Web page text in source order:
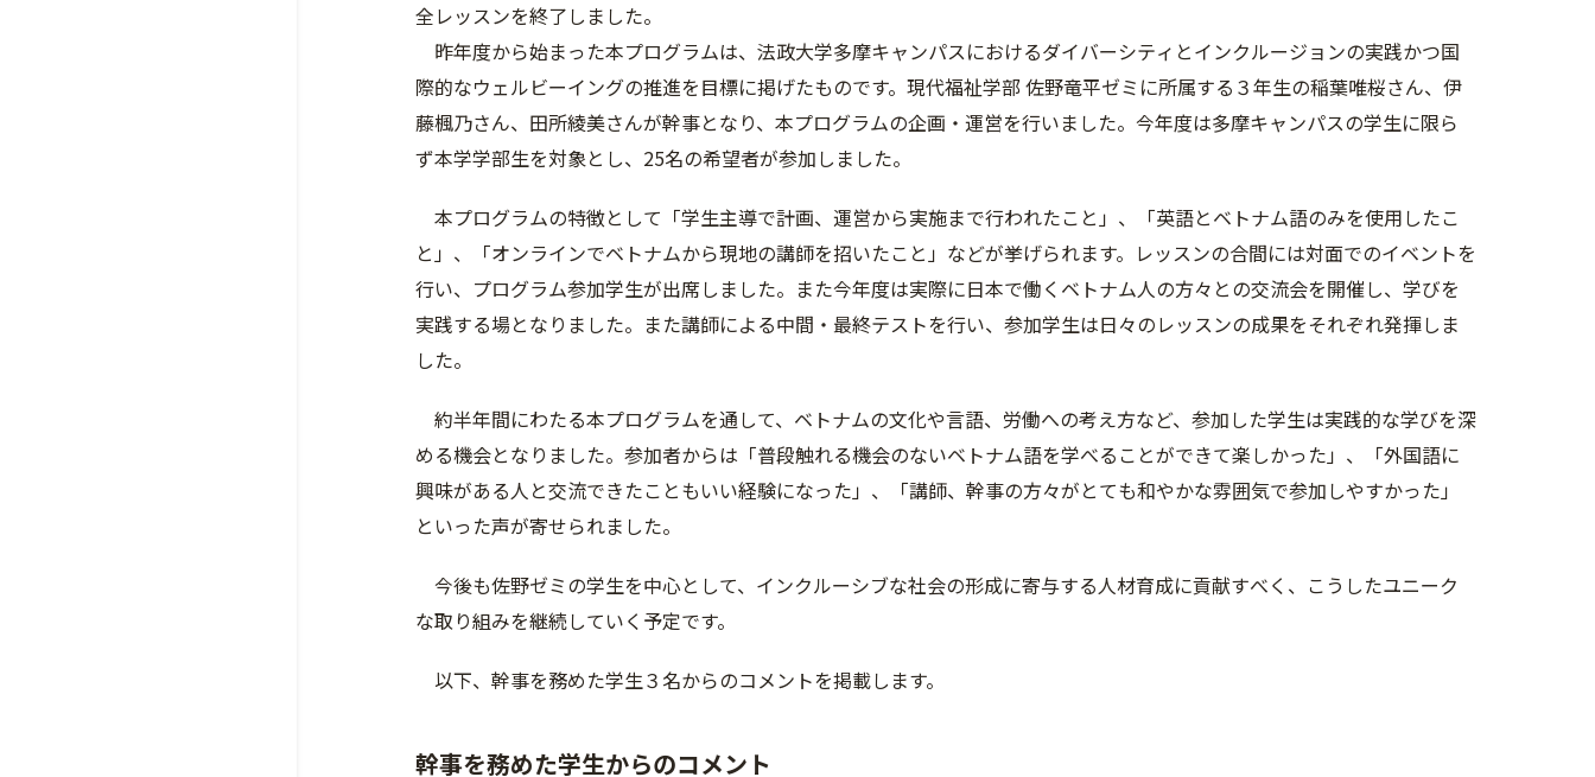
全レッスンを終了しました。
昨年度から始まった本プログラムは、法政大学多摩キャンパスにおけるダイバーシティとインクルージョンの実践かつ国
際的なウェルビーイングの推進を目標に掲げたものです。現代福祉学部 佐野竜平ゼミに所属する３年生の稲葉唯桜さん、伊
藤楓乃さん、田所綾美さんが幹事となり、本プログラムの企画・運営を行いました。今年度は多摩キャンパスの学生に限ら
ず本学学部生を対象とし、25名の希望者が参加しました。
本プログラムの特徴として「学生主導で計画、運営から実施まで行われたこと」、「英語とベトナム語のみを使用したこ
と」、「オンラインでベトナムから現地の講師を招いたこと」などが挙げられます。レッスンの合間には対面でのイベントを
行い、プログラム参加学生が出席しました。また今年度は実際に日本で働くベトナム人の方々との交流会を開催し、学びを
実践する場となりました。また講師による中間・最終テストを行い、参加学生は日々のレッスンの成果をそれぞれ発揮しま
した。
約半年間にわたる本プログラムを通して、ベトナムの文化や言語、労働への考え方など、参加した学生は実践的な学びを深
める機会となりました。参加者からは「普段触れる機会のないベトナム語を学べることができて楽しかった」、「外国語に
興味がある人と交流できたこともいい経験になった」、「講師、幹事の方々がとても和やかな雰囲気で参加しやすかった」
といった声が寄せられました。
今後も佐野ゼミの学生を中心として、インクルーシブな社会の形成に寄与する人材育成に貢献すべく、こうしたユニーク
な取り組みを継続していく予定です。
以下、幹事を務めた学生３名からのコメントを掲載します。
幹事を務めた学生からのコメント